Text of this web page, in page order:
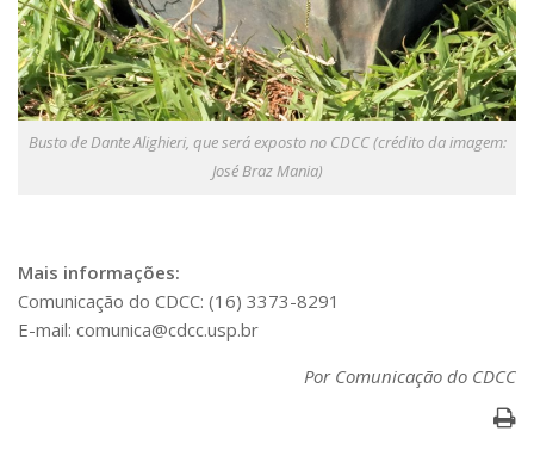
Busto de Dante Alighieri, que será exposto no CDCC (crédito da imagem:
José Braz Mania)
Mais informações:
Comunicação do CDCC: (16) 3373-8291
E-mail: comunica@cdcc.usp.br
Por Comunicação do CDCC